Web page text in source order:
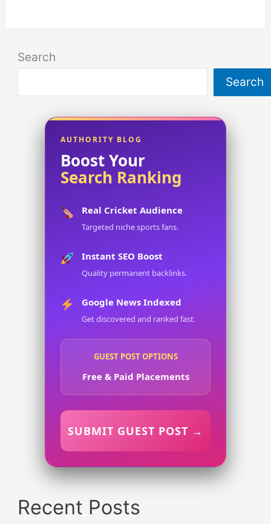
বিস্তারিত
বিশ্লেষণ
Search
Search
AUTHORITY BLOG
Boost Your
Search Ranking
Real Cricket Audience
Targeted niche sports fans.
Instant SEO Boost
Quality permanent backlinks.
Google News Indexed
Get discovered and ranked fast.
GUEST POST OPTIONS
Free & Paid Placements
SUBMIT GUEST POST →
Recent Posts